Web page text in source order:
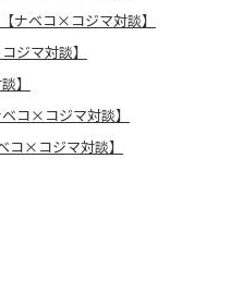
ナベコ×コジマ対談】
ジマ対談】
】
コ×コジマ対談】
コ×コジマ対談】